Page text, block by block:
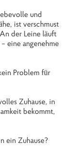
und
ist verschmust
der Leine läuft
eine angenehme
Problem für
Zuhause, in
bekommt,
ein Zuhause?